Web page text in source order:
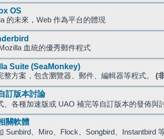
OS
的未來，Web 作為平台的體現
血統的優秀郵件程式
Suite (SeaMonkey)
整方案，包含瀏覽器、郵件、編輯器等程式。 (
訂版本討論
、各種加速版或 UAO 補完等自訂版本的發佈與
關軟體
Sunbird、Miro、Flock、Songbird、Instantbird